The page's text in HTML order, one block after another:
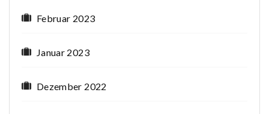
Februar 2023
Januar 2023
Dezember 2022